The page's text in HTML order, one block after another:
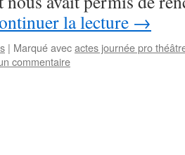
la lecture →
| Marqué avecactes journée pro
commentaire